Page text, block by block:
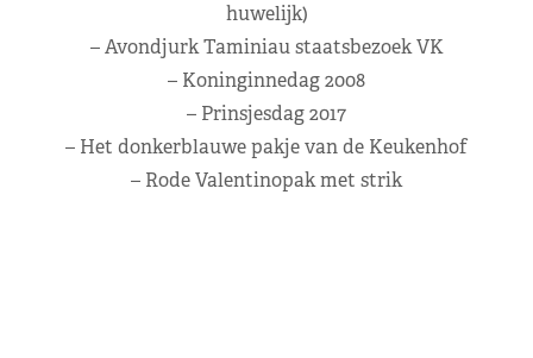
huwelijk)
– Avondjurk Taminiau staatsbezoek VK
– Koninginnedag 2008
– Prinsjesdag 2017
– Het donkerblauwe pakje van de Keukenhof
– Rode Valentinopak met strik